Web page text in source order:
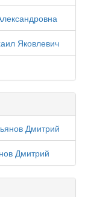
Яковлевич
Дмитрий
Дмитрий